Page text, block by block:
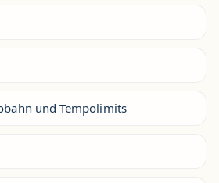
und Tempolimits